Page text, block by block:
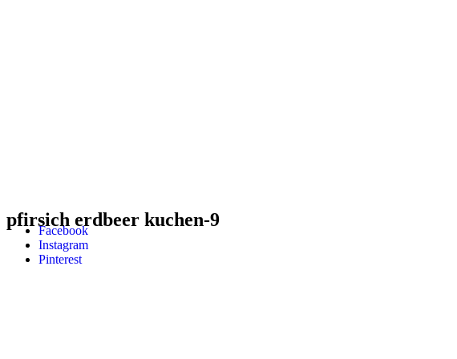
Facebook
Instagram
Pinterest
pfirsich erdbeer kuchen-9